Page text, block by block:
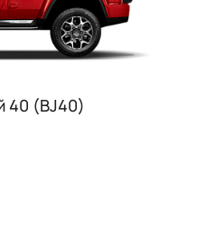
40 (BJ40)